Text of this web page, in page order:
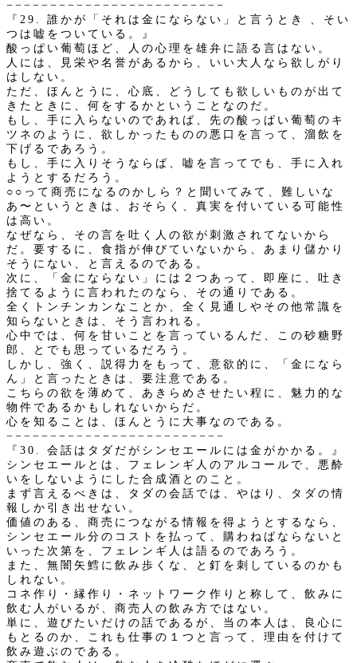
−−−−−−−−−−−−−−−−−−−−−−−−−
『29. 誰かが「それは金にならない」と言うとき 、そい
つは嘘をついている。』
酸っぱい葡萄ほど、人の心理を雄弁に語る言はない。
人には、見栄や名誉があるから、いい大人なら欲しがり
はしない。
ただ、ほんとうに、心底、どうしても欲しいものが出て
きたときに、何をするかということなのだ。
もし、手に入らないのであれば、先の酸っぱい葡萄のキ
ツネのように、欲しかったものの悪口を言って、溜飲を
下げるであろう。
もし、手に入りそうならば、嘘を言ってでも、手に入れ
ようとするだろう。
○○って商売になるのかしら？と聞いてみて、難しいな
あ〜というときは、おそらく、真実を付いている可能性
は高い。
なぜなら、その言を吐く人の欲が刺激されてないから
だ。要するに、食指が伸びていないから、あまり儲かり
そうにない、と言えるのである。
次に、「金にならない」には２つあって、即座に、吐き
捨てるように言われたのなら、その通りである。
全くトンチンカンなことか、全く見通しやその他常識を
知らないときは、そう言われる。
心中では、何を甘いことを言っているんだ、この砂糖野
郎、とでも思っているだろう。
しかし、強く、説得力をもって、意欲的に、「金になら
ん」と言ったときは、要注意である。
こちらの欲を薄めて、あきらめさせたい程に、魅力的な
物件であるかもしれないからだ。
心を知ることは、ほんとうに大事なのである。
−−−−−−−−−−−−−−−−−−−−−−−−−
『30. 会話はタダだがシンセエールには金がかかる。』
シンセエールとは、フェレンギ人のアルコールで、悪酔
いをしないようにした合成酒とのこと。
まず言えるべきは、タダの会話では、やはり、タダの情
報しか引き出せない。
価値のある、商売につながる情報を得ようとするなら、
シンセエール分のコストを払って、購わねばならないと
いった次第を、フェレンギ人は語るのであろう。
また、無闇矢鱈に飲み歩くな、と釘を刺しているのかも
しれない。
コネ作り・縁作り・ネットワーク作りと称して、飲みに
飲む人がいるが、商売人の飲み方ではない。
単に、遊びたいだけの話であるが、当の本人は、良心に
もとるのか、これも仕事の１つと言って、理由を付けて
飲み遊ぶのである。